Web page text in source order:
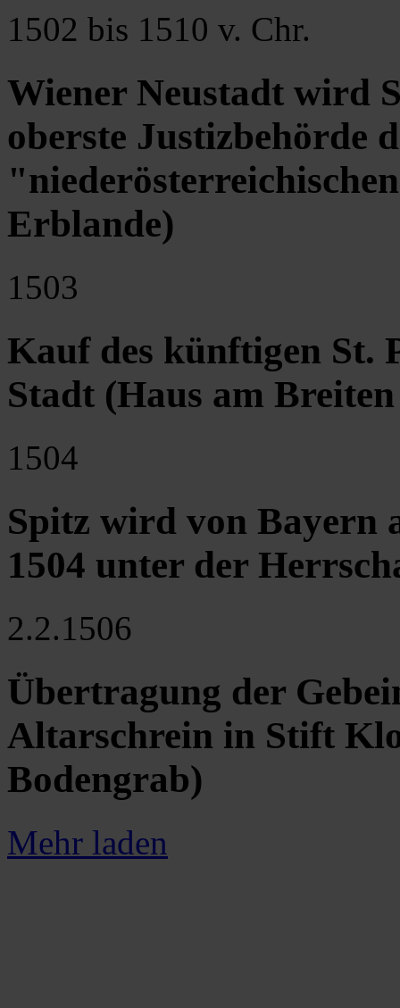
1502 bis 1510 v. Chr.
Wiener Neustadt wird
oberste Justizbehörde
Erblande)
1503
Kauf des künftigen St.
Stadt (Haus am
1504
Spitz wird von Bayern
1504 unter der
2.2.1506
Übertragung der
Altarschrein in Stift
Bodengrab)
Mehr laden